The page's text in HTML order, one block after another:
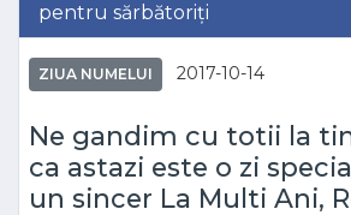
pentru sărbătoriți
ZIUA NUMELUI 2017-10-14
Ne gandim cu totii la
ca astazi este o zi
un sincer La Multi Ani,